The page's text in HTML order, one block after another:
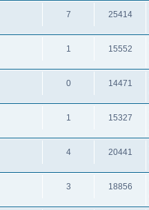
7 25414
1 15552
0 14471
1 15327
4 20441
3 18856